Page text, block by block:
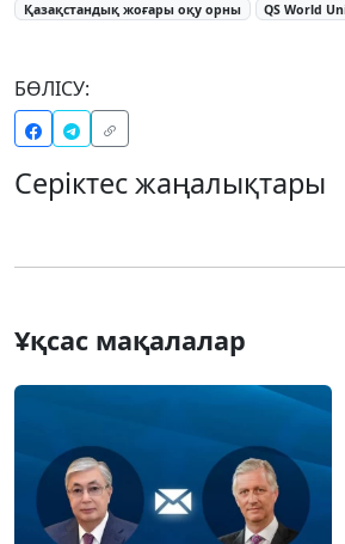
Қазақстандық жоғары оқу орны QS World
БӨЛІСУ:
Серіктес жаңалықтары
Ұқсас мақалалар